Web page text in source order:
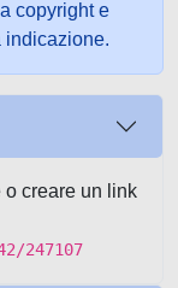
copyright e
indicazione.
creare un link
247107